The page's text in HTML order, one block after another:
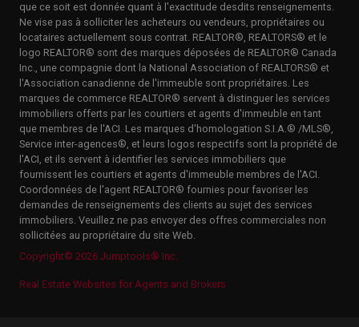
que ce soit est donnée quant à l'exactitude desdits renseignements.
Ne vise pas à solliciter les acheteurs ou vendeurs, propriétaires ou
locataires actuellement sous contrat. REALTOR®, REALTORS® et le
logo REALTOR® sont des marques déposées de REALTOR® Canada
Inc., une compagnie dont la National Association of REALTORS® et
l'Association canadienne de l'immeuble sont propriétaires. Les
marques de commerce REALTOR® servent à distinguer les services
immobiliers offerts par les courtiers et agents d'immeuble en tant
que membres de l'ACI. Les marques d'homologation S.I.A.® /MLS®,
Service inter-agences®, et leurs logos respectifs sont la propriété de
l'ACI, et ils servent à identifier les services immobiliers que
fournissent les courtiers et agents d'immeuble membres de l'ACI.
Coordonnées de l'agent REALTOR® fournies pour favoriser les
demandes de renseignements des clients au sujet des services
immobiliers. Veuillez ne pas envoyer des offres commerciales non
sollicitées au propriétaire du site Web.
Copyright© 2026 Jumptools® Inc.
Real Estate Websites for Agents and Brokers